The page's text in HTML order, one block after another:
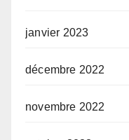
janvier 2023
décembre 2022
novembre 2022